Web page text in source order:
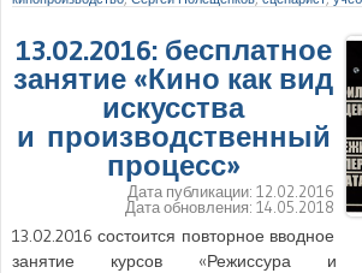
13.02.2016: бесплатное
занятие «Кино как вид
искусства
и производственный
процесс»
Дата публикации: 12.02.2016
Дата обновления: 14.05.2018
13.02.2016 состоится повторное вводное
занятие курсов «Режиссура и